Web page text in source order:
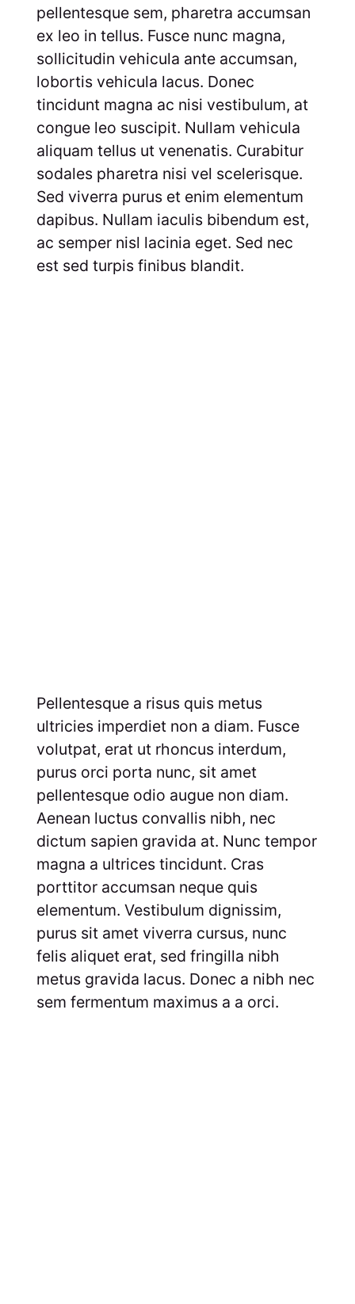
pellentesque sem, pharetra accumsan
ex leo in tellus. Fusce nunc magna,
sollicitudin vehicula ante accumsan,
lobortis vehicula lacus. Donec
tincidunt magna ac nisi vestibulum, at
congue leo suscipit. Nullam vehicula
aliquam tellus ut venenatis. Curabitur
sodales pharetra nisi vel scelerisque.
Sed viverra purus et enim elementum
dapibus. Nullam iaculis bibendum est,
ac semper nisl lacinia eget. Sed nec
est sed turpis finibus blandit.
Pellentesque a risus quis metus
ultricies imperdiet non a diam. Fusce
volutpat, erat ut rhoncus interdum,
purus orci porta nunc, sit amet
pellentesque odio augue non diam.
Aenean luctus convallis nibh, nec
dictum sapien gravida at. Nunc tempor
magna a ultrices tincidunt. Cras
porttitor accumsan neque quis
elementum. Vestibulum dignissim,
purus sit amet viverra cursus, nunc
felis aliquet erat, sed fringilla nibh
metus gravida lacus. Donec a nibh nec
sem fermentum maximus a a orci.